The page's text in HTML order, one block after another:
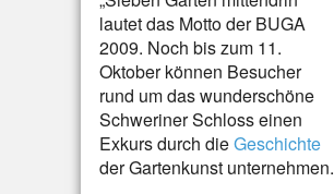
lautet das Motto der BUGA
2009. Noch bis zum 11.
Oktober können Besucher
rund um das wunderschöne
Schweriner Schloss einen
Exkurs durch dieGeschichte
der Gartenkunst unternehmen.